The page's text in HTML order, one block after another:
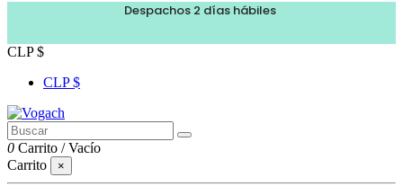
Despachos 2 días hábiles
CLP $
CLP $
0 Carrito /Vacío
Carrito
×